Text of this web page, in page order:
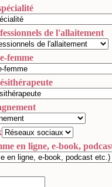
de l'allaitement
femme
en ligne, e-book,